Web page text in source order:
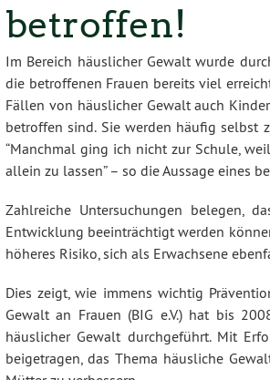
betroffen!
Im Bereich häuslicher Gewalt wurde
die betroffenen Frauen bereits viel
Fällen von häuslicher Gewalt auch
betroffen sind. Sie werden häufig selbst
“Manchmal ging ich nicht zur Schule,
allein zu lassen” – so die Aussage eines
Zahlreiche Untersuchungen belegen,
Entwicklung beeinträchtigt werden
höheres Risiko, sich als Erwachsene
Dies zeigt, wie immens wichtig
Gewalt an Frauen (BIG e.V.) hat bis
häuslicher Gewalt durchgeführt. Mit
beigetragen, das Thema häusliche